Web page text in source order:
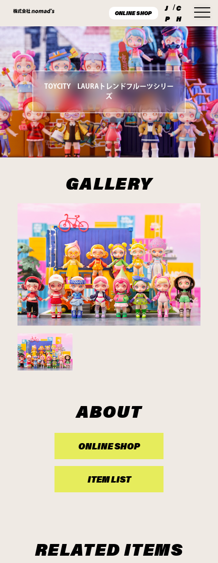
ONLINE SHOP
J
P
/C
H
TOYCITY LAURAトレンドフルーツシリー
ズ
GALLERY
ABOUT
ONLINE SHOP
ITEM LIST
RELATED ITEMS